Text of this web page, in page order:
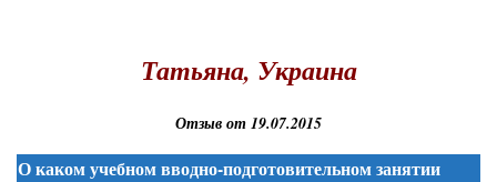
Татьяна, Украина
Отзыв от 19.07.2015
О каком учебном вводно-подготовительном занятии